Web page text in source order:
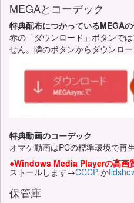
MEGAとコーデック
特典配布につかっているMEGA
赤の「ダウンロード」ボタンで
せん。隣のボタンからダウンロー
特典動画のコーデック
オマケ動画はPCの標準環境で再
●Windows Media Playerの高画
ストールします→CCCP か
保管庫